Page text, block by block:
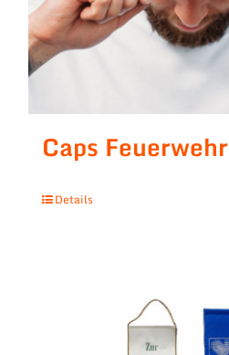
Caps Feuerwehr
Details